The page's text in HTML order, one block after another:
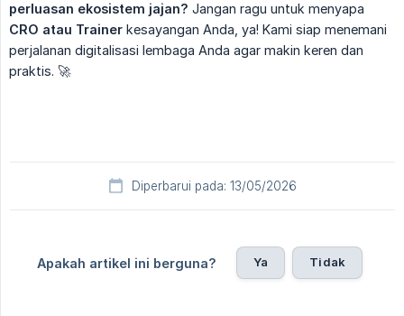
perluasan ekosistem jajan? Jangan ragu untuk menyapa
CRO atau Trainer kesayangan Anda, ya! Kami siap menemani
perjalanan digitalisasi lembaga Anda agar makin keren dan
praktis. 🚀
Diperbarui pada: 13/05/2026
Apakah artikel ini berguna? Ya Tidak